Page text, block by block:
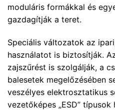
moduláris formákkal és
gazdagítják a teret.
Speciális változatok az
használatot is biztosítják.
zajszűrést is szolgálják, a
balesetek megelőzésében
veszélyes elektrosztatikus
vezetőképes „ESD” típusok